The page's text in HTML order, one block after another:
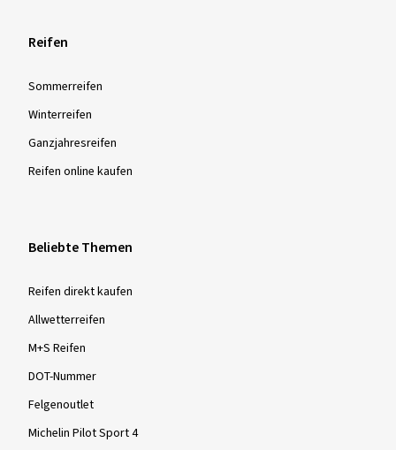
Reifen
Sommer­reifen
Winter­reifen
Ganzjahres­reifen
Reifen online kaufen
Beliebte Themen
Reifen direkt kaufen
Allwetterreifen
M+S Reifen
DOT-Nummer
Felgenoutlet
Michelin Pilot Sport 4